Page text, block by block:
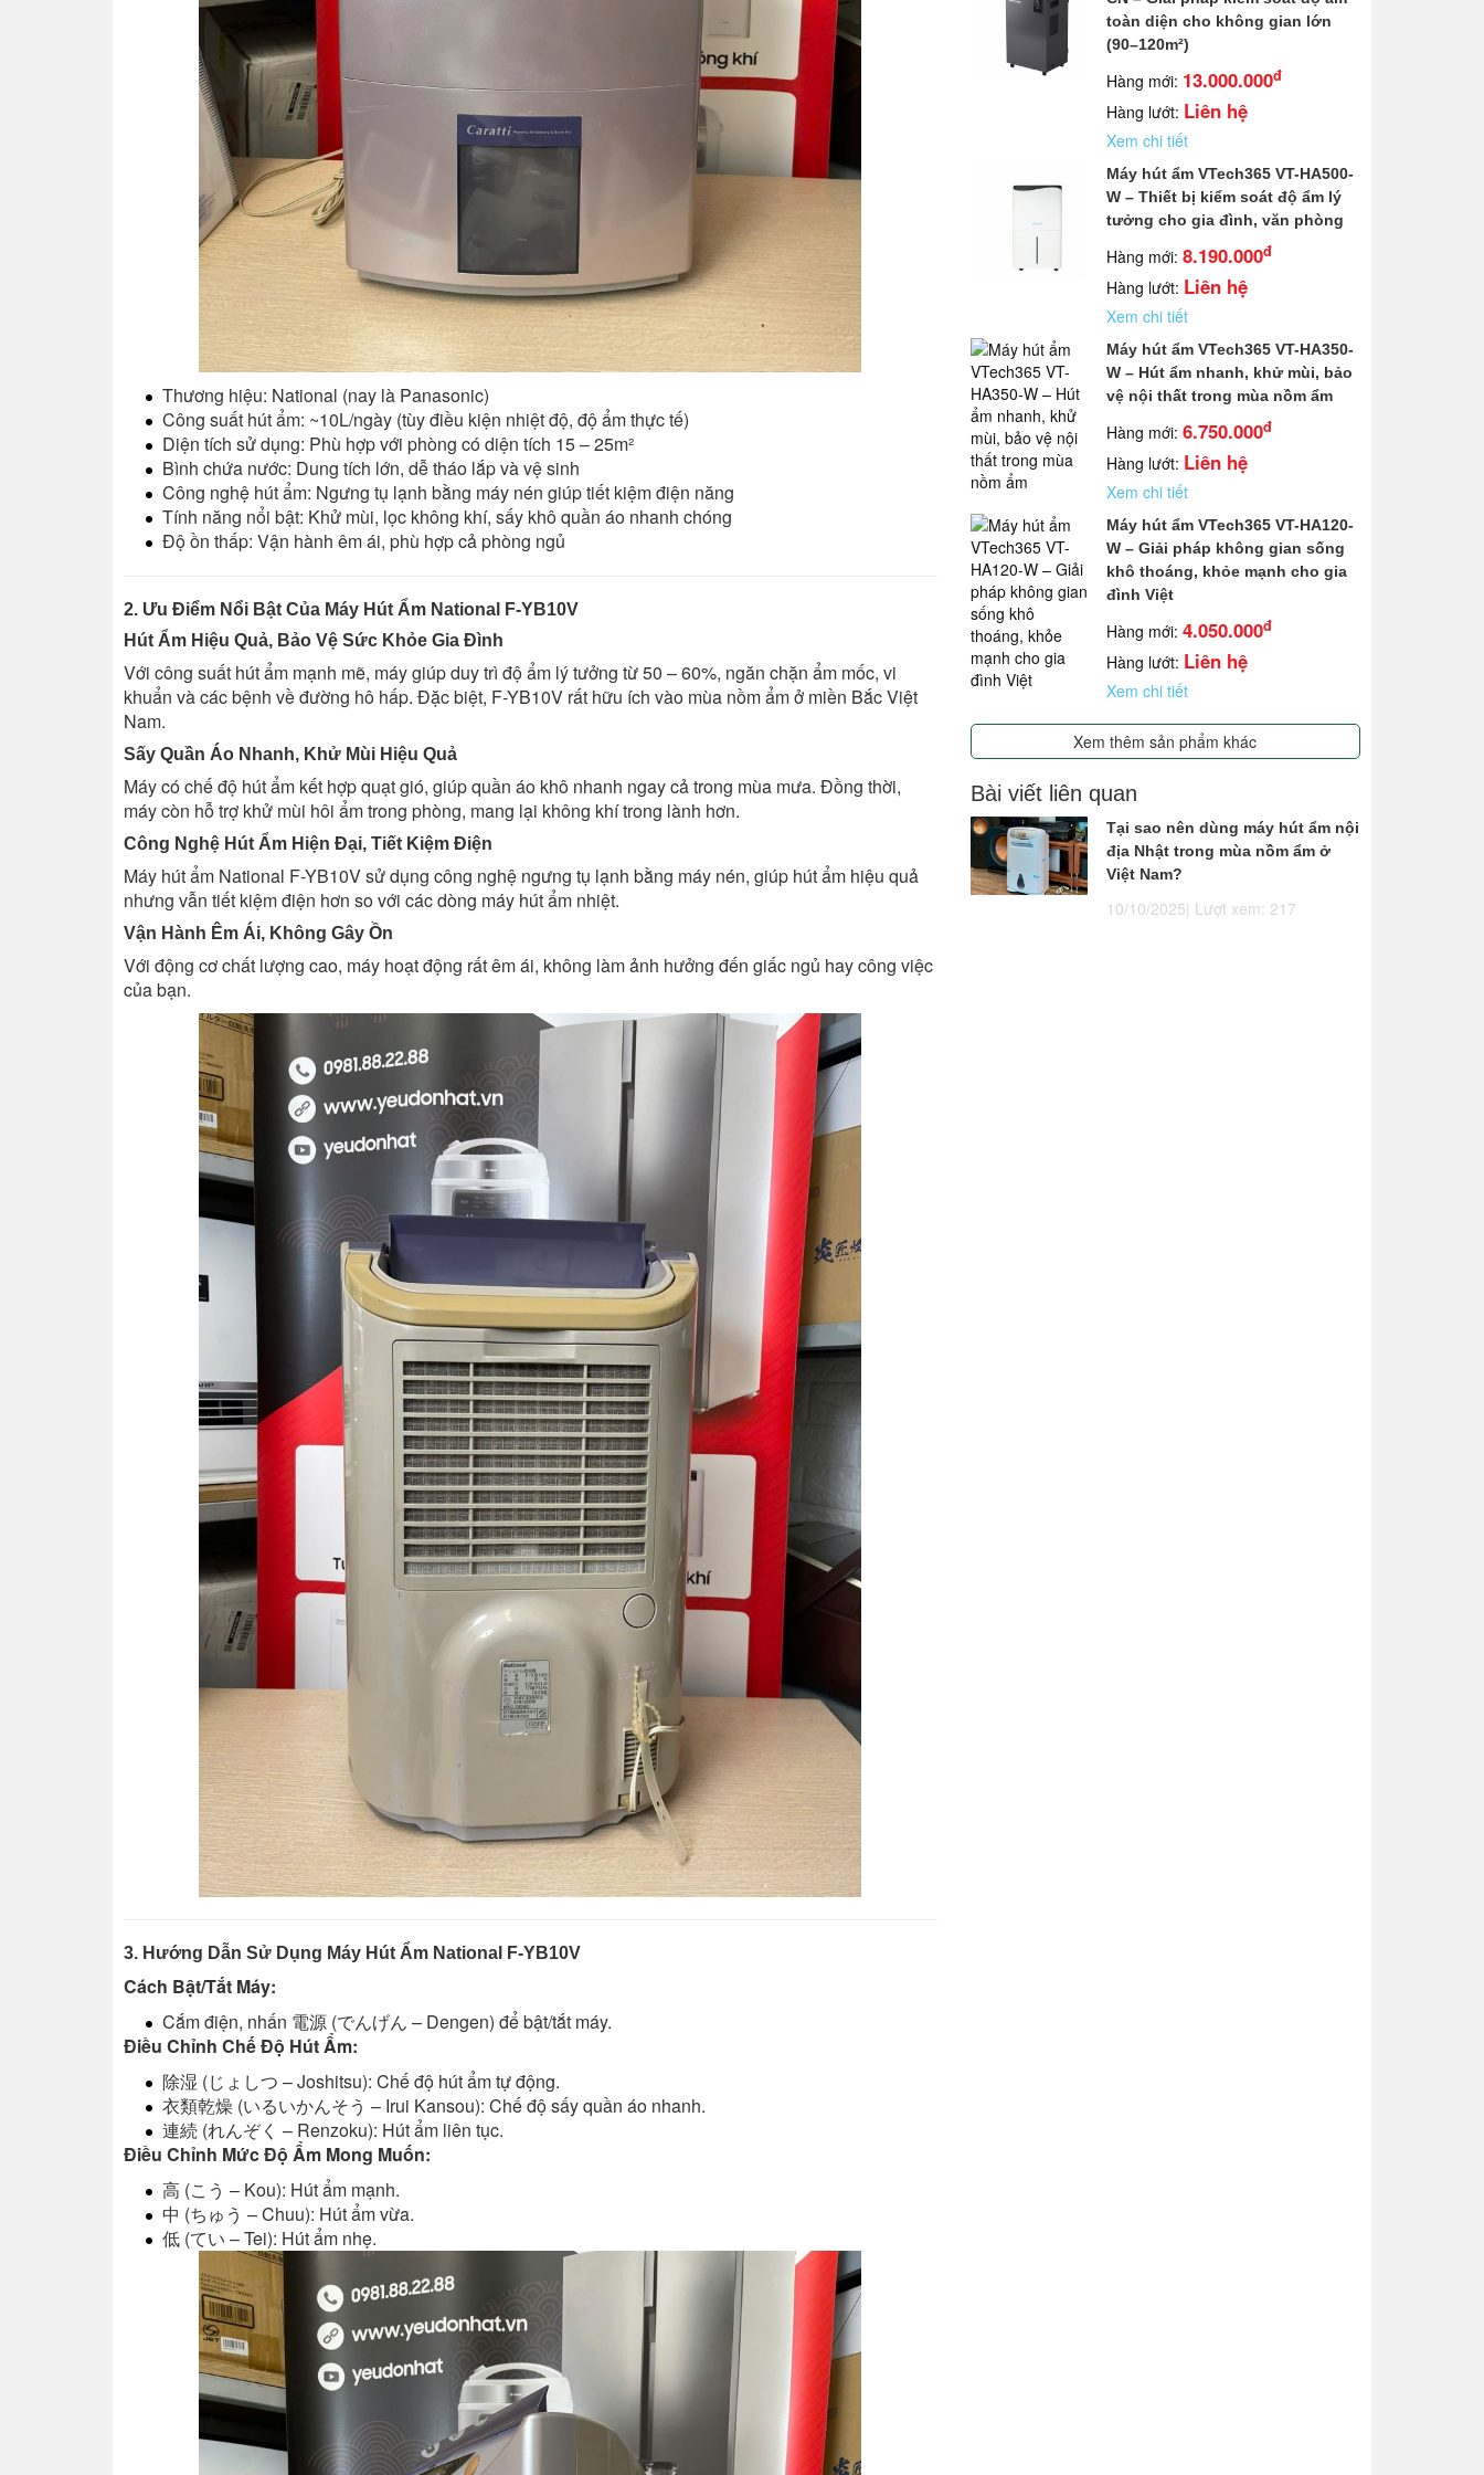
Thương hiệu: National (nay là Panasonic)
Công suất hút ẩm: ~10L/ngày (tùy điều kiện nhiệt độ, độ ẩm thực tế)
Diện tích sử dụng: Phù hợp với phòng có diện tích 15 – 25m²
Bình chứa nước: Dung tích lớn, dễ tháo lắp và vệ sinh
Công nghệ hút ẩm: Ngưng tụ lạnh bằng máy nén giúp tiết kiệm điện năng
Tính năng nổi bật: Khử mùi, lọc không khí, sấy khô quần áo nhanh chóng
Độ ồn thấp: Vận hành êm ái, phù hợp cả phòng ngủ
2. Ưu Điểm Nổi Bật Của Máy Hút Ẩm National F-YB10V
Hút Ẩm Hiệu Quả, Bảo Vệ Sức Khỏe Gia Đình
Với công suất hút ẩm mạnh mẽ, máy giúp duy trì độ ẩm lý tưởng từ 50 – 60%, ngăn chặn ẩm mốc, vi
khuẩn và các bệnh về đường hô hấp. Đặc biệt, F-YB10V rất hữu ích vào mùa nồm ẩm ở miền Bắc Việt
Nam.
Sấy Quần Áo Nhanh, Khử Mùi Hiệu Quả
Máy có chế độ hút ẩm kết hợp quạt gió, giúp quần áo khô nhanh ngay cả trong mùa mưa. Đồng thời,
máy còn hỗ trợ khử mùi hôi ẩm trong phòng, mang lại không khí trong lành hơn.
Công Nghệ Hút Ẩm Hiện Đại, Tiết Kiệm Điện
Máy hút ẩm National F-YB10V sử dụng công nghệ ngưng tụ lạnh bằng máy nén, giúp hút ẩm hiệu quả
nhưng vẫn tiết kiệm điện hơn so với các dòng máy hút ẩm nhiệt.
Vận Hành Êm Ái, Không Gây Ồn
Với động cơ chất lượng cao, máy hoạt động rất êm ái, không làm ảnh hưởng đến giấc ngủ hay công việc
của bạn.
3. Hướng Dẫn Sử Dụng Máy Hút Ẩm National F-YB10V
Cách Bật/Tắt Máy:
Cắm điện, nhấn 電源 (でんげん – Dengen) để bật/tắt máy.
Điều Chỉnh Chế Độ Hút Ẩm:
除湿 (じょしつ – Joshitsu): Chế độ hút ẩm tự động.
衣類乾燥 (いるいかんそう – Irui Kansou): Chế độ sấy quần áo nhanh.
連続 (れんぞく – Renzoku): Hút ẩm liên tục.
Điều Chỉnh Mức Độ Ẩm Mong Muốn:
高 (こう – Kou): Hút ẩm mạnh.
中 (ちゅう – Chuu): Hút ẩm vừa.
低 (てい – Tei): Hút ẩm nhẹ.
toàn diện cho không gian lớn
(90–120m²)
Hàng mới: 13.000.000đ
Hàng lướt: Liên hệ
Xem chi tiết
Máy hút ẩm VTech365 VT-HA500-
W – Thiết bị kiểm soát độ ẩm lý
tưởng cho gia đình, văn phòng
Hàng mới:8.190.000đ
Hàng lướt: Liên hệ
Xem chi tiết
Máy hút ẩm VTech365 VT-HA350-
W – Hút ẩm nhanh, khử mùi, bảo
vệ nội thất trong mùa nồm ẩm
Hàng mới:6.750.000đ
Hàng lướt: Liên hệ
Xem chi tiết
Máy hút ẩm VTech365 VT-HA120-
W – Giải pháp không gian sống
khô thoáng, khỏe mạnh cho gia
đình Việt
Hàng mới:4.050.000đ
Hàng lướt: Liên hệ
Xem chi tiết
Xem thêm sản phẩm khác
Bài viết liên quan
Tại sao nên dùng máy hút ẩm nội
địa Nhật trong mùa nồm ẩm ở
Việt Nam?
10/10/2025| Lượt xem: 217